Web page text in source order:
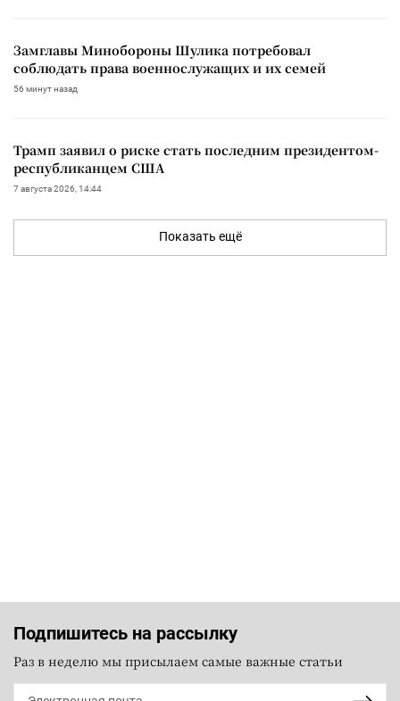
Замглавы Минобороны Шулика потребовал
соблюдать права военнослужащих и их семей
56 минут назад
Трамп заявил о риске стать последним президентом-
республиканцем США
7 августа 2026, 14:44
Показать ещё
Подпишитесь на рассылку
Раз в неделю мы присылаем самые важные статьи